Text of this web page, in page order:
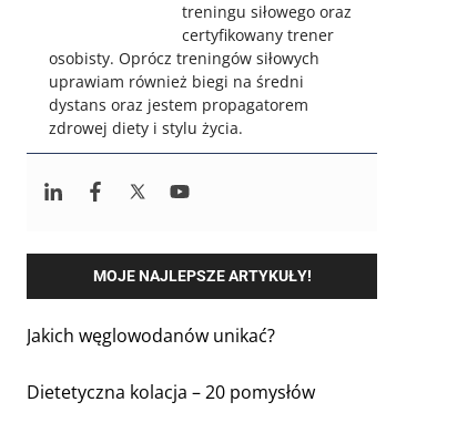
treningu siłowego oraz
certyfikowany trener
osobisty. Oprócz treningów siłowych
uprawiam również biegi na średni
dystans oraz jestem propagatorem
zdrowej diety i stylu życia.
MOJE NAJLEPSZE ARTYKUŁY!
Jakich węglowodanów unikać?
Dietetyczna kolacja – 20 pomysłów